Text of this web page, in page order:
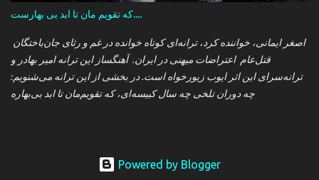
که تقویم مان تا ابد بی بهارست....
قتل‌عام اعتراضات میهنی در ایران. آهنگساز این ترانه امیر بهادر و
ترانه‌سرای این اثر ایوب زیورخواه است. در بخشی از این ترانه می‌شنویم:
چه دوران تلخی چه سال کبیسه‌ای، که تقویم‌مان تا ابد بی‌بهاره
Powered by Blogger